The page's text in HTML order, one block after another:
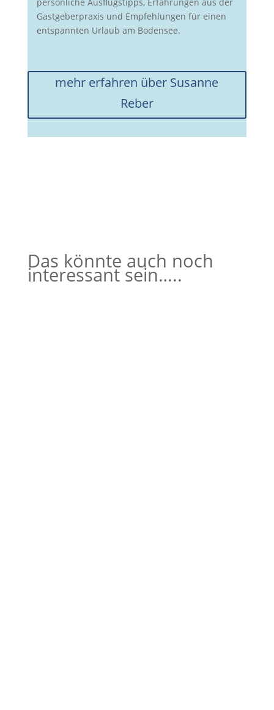
Gastgeberpraxis und Empfehlungen für einen
entspannten Urlaub am Bodensee.
mehr erfahren über Susanne
Reber
Das könnte auch noch
interessant sein…..